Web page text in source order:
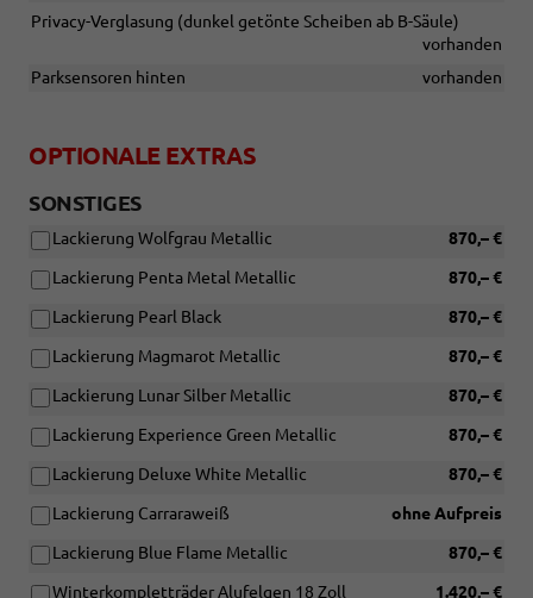
Privacy-Verglasung (dunkel getönte Scheiben ab B-Säule)
vorhanden
Parksensoren hinten
vorhanden
OPTIONALE EXTRAS
SONSTIGES
870,– €
Lackierung Wolfgrau Metallic
870,– €
Lackierung Penta Metal Metallic
870,– €
Lackierung Pearl Black
870,– €
Lackierung Magmarot Metallic
870,– €
Lackierung Lunar Silber Metallic
870,– €
Lackierung Experience Green Metallic
870,– €
Lackierung Deluxe White Metallic
ohne Aufpreis
Lackierung Carraraweiß
870,– €
Lackierung Blue Flame Metallic
1.420,– €
Winterkompletträder Alufelgen 18 Zoll